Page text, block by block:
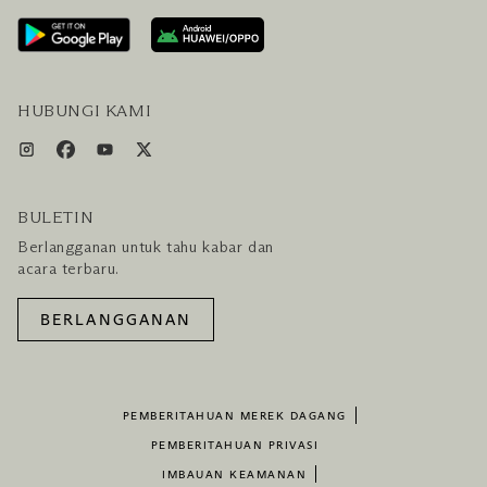
LAYANAN PENGUNJUNG & FASILITAS
PAKET LENGKAP HOTEL DAN PENERBANGAN
HUBUNGI KAMI
BULETIN
Berlangganan untuk tahu kabar dan
acara terbaru.
BERLANGGANAN
PEMBERITAHUAN MEREK DAGANG
PEMBERITAHUAN PRIVASI
IMBAUAN KEAMANAN